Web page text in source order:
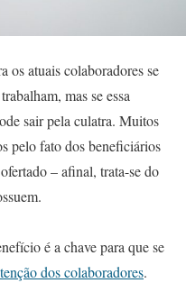
os atuais colaboradores se
mas se essa
sair pela culatra. Muitos
pelo fato dos beneficiários
– afinal, trata-se do
é a chave para que se
dos colaboradores.